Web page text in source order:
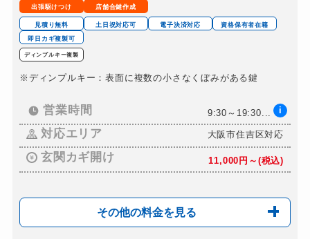
出張駆けつけ 店舗合鍵作成
見積り無料 土日祝対応可 電子決済対応
資格保有者在籍
即日カギ複製可
ディンプルキー複製
※ディンプルキー：表面に複数の小さなくぼみがある鍵
営業時間 9:30～19:30... i
対応エリア 大阪市住吉区対応
玄関カギ開け 11,000円～(税込)
その他の料金を見る